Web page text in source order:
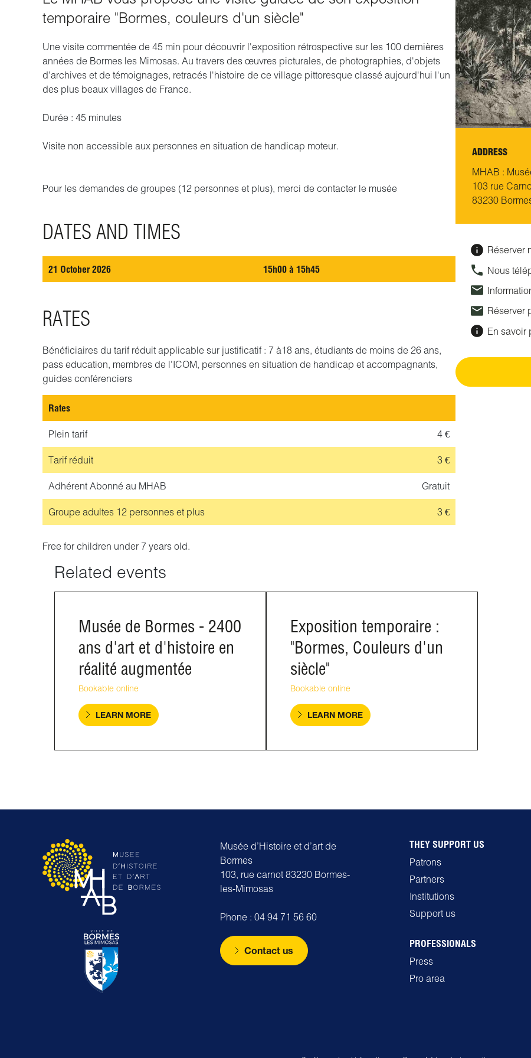
temporaire "Bormes, couleurs d'un siècle"
Une visite commentée de 45 min pour découvrir l'exposition rétrospective sur les 100 dernières
années de Bormes les Mimosas. Au travers des œuvres picturales, de photographies, d'objets
d'archives et de témoignages, retracés l'histoire de ce village pittoresque classé aujourd'hui l'un
des plus beaux villages de France.
Durée : 45 minutes
Visite non accessible aux personnes en situation de handicap moteur.
Pour les demandes de groupes (12 personnes et plus), merci de contacter le musée
DATES AND TIMES
21 October 2026 15h00 à 15h45
RATES
Bénéficiaires du tarif réduit applicable sur justificatif : 7 à18 ans, étudiants de moins de 26 ans,
pass education, membres de l'ICOM, personnes en situation de handicap et accompagnants,
guides conférenciers
Rates
Plein tarif 4 €
Tarif réduit 3 €
Adhérent Abonné au MHAB Gratuit
Groupe adultes 12 personnes et plus 3 €
Free for children under 7 years old.
ADDRESS
MHAB :
103 rue
83230
Réserver
Nous
Réserver
En savoir
Related events
Musée de Bormes - 2400
ans d'art et d'histoire en
réalité augmentée
Bookable online
LEARN MORE
Exposition temporaire :
"Bormes, Couleurs d'un
siècle"
Bookable online
LEARN MORE
Musée d’Histoire et d’art de
Bormes
103, rue carnot 83230 Bormes-
les-Mimosas
Phone : 04 94 71 56 60
Contact us
THEY SUPPORT US
Patrons
Partners
Institutions
Support us
PROFESSIONALS
Press
Pro area